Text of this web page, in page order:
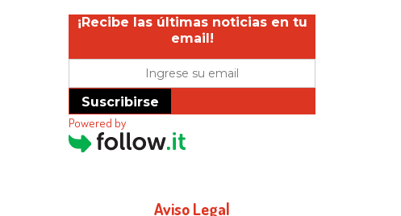
¡Recibe las últimas noticias en tu
email!
Suscribirse
Powered by
Aviso Legal